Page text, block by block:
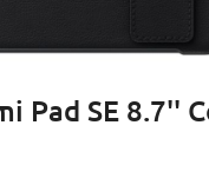
Pad SE 8.7''